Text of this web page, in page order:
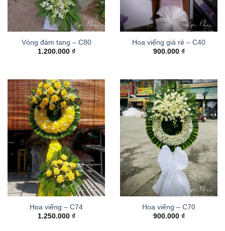
Vòng đám tang – C80
1.200.000 ₫
Hoa viếng giá rẻ – C40
900.000 ₫
Hoa viếng – C74
1.250.000 ₫
Hoa viếng – C70
900.000 ₫